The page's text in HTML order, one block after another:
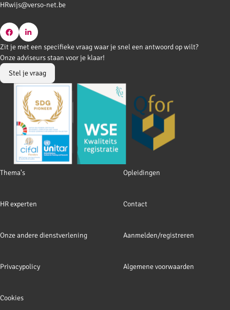
HRwijs@verso-net.be
Go
to
Facebook
Go
to
LinkedIn
Footer
Thema's Opleidingen
HR experten Contact
Onze andere dienstverlening Aanmelden/registreren
Privacypolicy Algemene voorwaarden
Cookies
Zit je met een specifieke vraag waar je snel een antwoord op wilt?
Onze adviseurs staan voor je klaar!
Stel je vraag